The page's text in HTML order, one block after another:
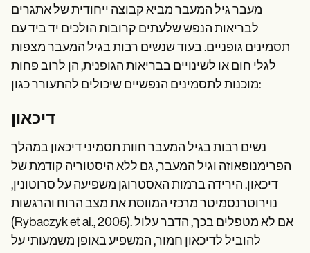
מעבר גיל המעבר מביא קבוצה ייחודית של אתגרים
לבריאות הנפש שלעתים קרובות הולכים יד ביד עם
תסמינים גופניים. בעוד שנשים רבות בגיל המעבר מצפות
לגלי חום או לשינויים בבריאות הגופנית, הן לרוב פחות
מוכנות לתסמינים הנפשיים שיכולים להתעורר כגון:
דיכאון
נשים רבות בגיל המעבר חוות תסמיני דיכאון במהלך
הפרימנופאוזה וגיל המעבר, גם ללא היסטוריה קודמת של
דיכאון. הירידה ברמות האסטרוגן משפיעה על סרוטונין,
נוירוטרנסמיטר מרכזי המווסת את מצב הרוח והרגשות
(Rybaczyk et al., 2005). אם לא מטפלים בכך, הדבר עלול
להוביל לדיכאון חמור, המשפיע באופן משמעותי על